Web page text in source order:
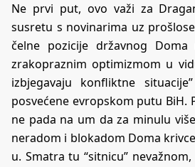
Ne prvi put, ovo važi za
susretu s novinarima uz
čelne pozicije državnog
zrakopraznim optimizmom u
izbjegavaju konfliktne
posvećene evropskom putu BiH.
ne pada na um da za minulu
neradom i blokadom Doma
u. Smatra tu “sitnicu”